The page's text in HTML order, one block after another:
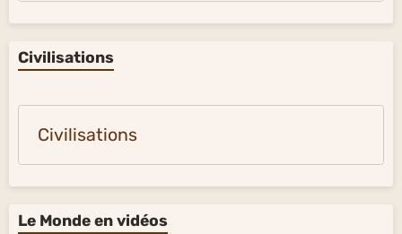
Civilisations
Civilisations
Le Monde en vidéos